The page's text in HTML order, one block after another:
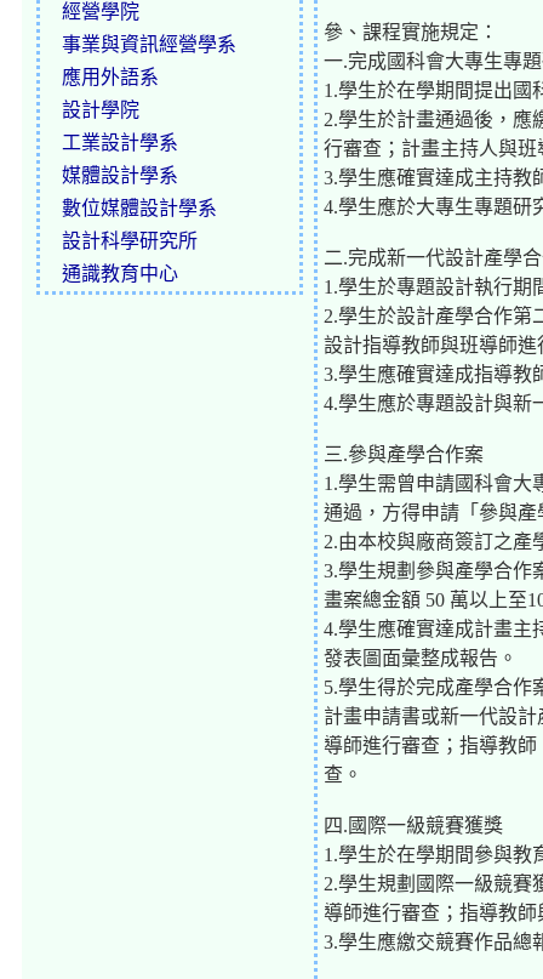
經營學院
事業與資訊經營學系
應用外語系
設計學院
工業設計學系
媒體設計學系
數位媒體設計學系
設計科學研究所
通識教育中心
參、課程實施規定：
一.完成國科會大專生專
1.學生於在學期間提出國
2.學生於計畫通過後，應
行審查；計畫主持人與
3.學生應確實達成主持教
4.學生應於大專生專題研
二.完成新一代設計產學
1.學生於專題設計執行期
2.學生於設計產學合作第
設計指導教師與班導師
3.學生應確實達成指導教
4.學生應於專題設計與新
三.參與產學合作案
1.學生需曾申請國科會大
通過，方得申請「參與
2.由本校與廠商簽訂之產
3.學生規劃參與產學合作
畫案總金額 50 萬以上至
4.學生應確實達成計畫主
發表圖面彙整成報告。
5.學生得於完成產學合作
計畫申請書或新一代設
導師進行審查；指導教
查。
四.國際一級競賽獲獎
1.學生於在學期間參與教
2.學生規劃國際一級競賽
導師進行審查；指導教
3.學生應繳交競賽作品總